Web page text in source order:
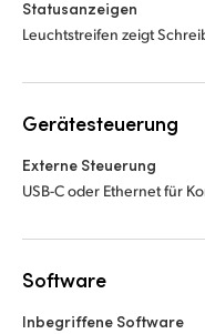
Statusanzeigen
Leuchtstreifen zeigt
Gerätesteuerung
Externe Steuerung
USB-C oder Ethernet für
Software
Inbegriffene Software